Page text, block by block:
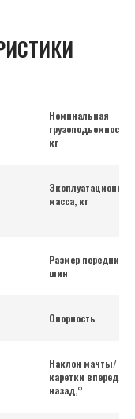
Номинальная
грузоподъемность,
кг
Эксплуатационная
масса, кг
Размер передних
шин
Опорность
Наклон мачты/
каретки вперед/
назад,°